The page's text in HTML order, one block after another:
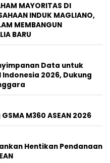
MAYORITAS DI
INDUK MAGLIANO,
MEMBANGUN
BARU
Data untuk
2026, Dukung
M360 ASEAN 2026
Hentikan Pendanaan